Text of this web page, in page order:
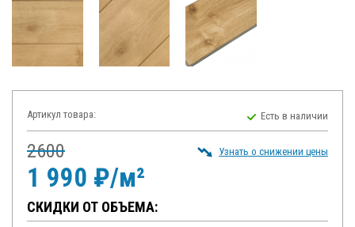
Артикул товара: Есть в наличии
2600
1 990 ₽/м²
Узнать о снижении цены
СКИДКИ ОТ ОБЪЕМА: